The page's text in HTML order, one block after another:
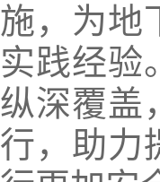
施，为地
实践经验
纵深覆盖
行，助力